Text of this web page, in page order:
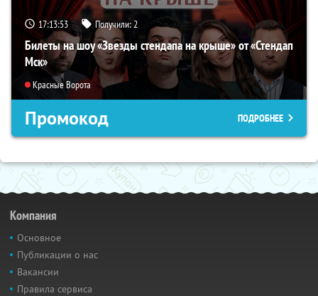
17:13:52 Получили:2
Билеты на шоу «Звезды стендапа на крыше» от «Стендап
Мск»
Красные Ворота
Промокод ПОДРОБНЕЕ
Компания
Основное
Публикации о нас
Вакансии
Правила сервиса